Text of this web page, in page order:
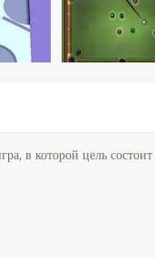
в которой цель